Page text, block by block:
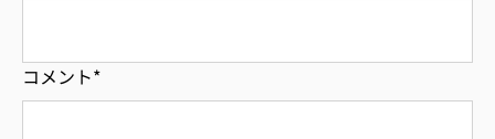
コメント*